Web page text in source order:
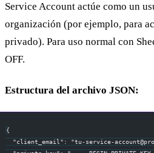
Service Account actúe como un
organización (por ejemplo, para
privado). Para uso normal con
OFF.
Estructura del archivo JSON:
{
  "client_email": "
tu-service-